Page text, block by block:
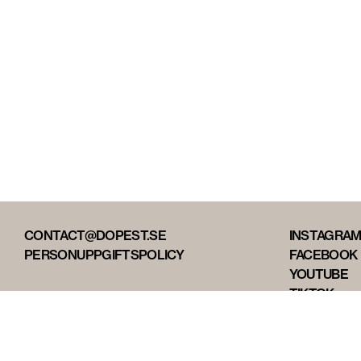
CONTACT@DOPEST.SE
PERSONUPPGIFTSPOLICY
INSTAGRAM
FACEBOOK
YOUTUBE
TIKTOK